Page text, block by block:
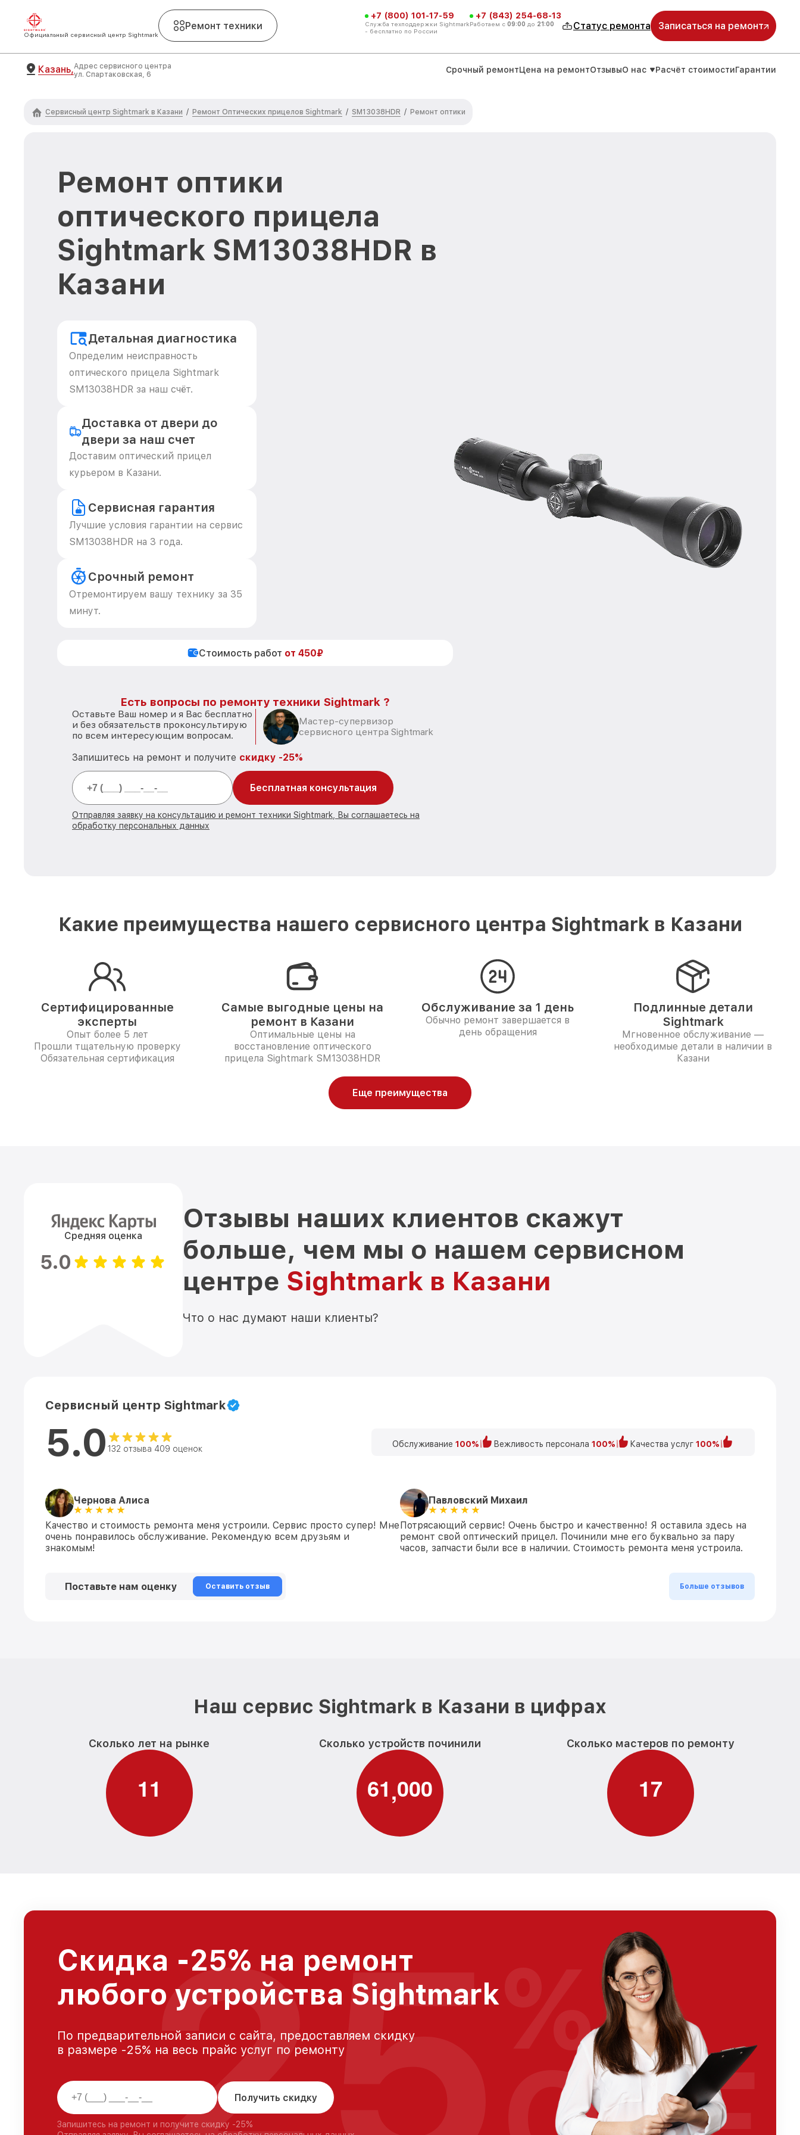
Официальный сервисный центр Sightmark
Ремонт техники
+7 (800) 101-17-59
Служба техподдержки Sightmark
- бесплатно по России
+7 (843) 254-68-13
Работаем с 09:00 до 21:00 Статус ремонта Записаться на ремонт
Казань,Адрес сервисного центра
ул. Спартаковская, 6
Срочный ремонтЦена на ремонтОтзывыО нас Расчёт стоимостиГарантии
Сервисный центр Sightmark в Казани / Ремонт Оптических прицелов Sightmark / SM13038HDR / Ремонт оптики
Ремонт оптики
оптического прицела
Sightmark SM13038HDR в
Казани
Детальная диагностика
Определим неисправность
оптического прицела Sightmark
SM13038HDR за наш счёт.
Доставка от двери до
двери за наш счет
Доставим оптический прицел
курьером в Казани.
Сервисная гарантия
Лучшие условия гарантии на сервис
SM13038HDR на 3 года.
Срочный ремонт
Отремонтируем вашу технику за 35
минут.
Стоимость работ от 450₽
Есть вопросы по ремонту техники Sightmark ?
Оставьте Ваш номер и я Вас бесплатно
и без обязательств проконсультирую
по всем интересующим вопросам.
Мастер-супервизор
сервисного центра Sightmark
Запишитесь на ремонт и получите скидку -25%
Бесплатная консультация
Отправляя заявку на консультацию и ремонт техники Sightmark, Вы соглашаетесь на
обработку персональных данных
Какие преимущества нашего сервисного центра Sightmark в Казани
Сертифицированные
эксперты
Опыт более 5 лет
Прошли тщательную проверку
Обязательная сертификация
Самые выгодные цены на
ремонт в Казани
Оптимальные цены на
восстановление оптического
прицела Sightmark SM13038HDR
Обслуживание за 1 день
Обычно ремонт завершается в
день обращения
Подлинные детали
Sightmark
Мгновенное обслуживание —
необходимые детали в наличии в
Казани
Еще преимущества
Средняя оценка
5.0
Отзывы наших клиентов скажут
больше, чем мы о нашем сервисном
центре Sightmark в Казани
Что о нас думают наши клиенты?
Сервисный центр Sightmark
5.0 132 отзыва 409 оценок Обслуживание 100% Вежливость персонала 100% Качества услуг 100%
Чернова Алиса
Качество и стоимость ремонта меня устроили. Сервис просто супер! Мне
очень понравилось обслуживание. Рекомендую всем друзьям и
знакомым!
Павловский Михаил
Потрясающий сервис! Очень быстро и качественно! Я оставила здесь на
ремонт свой оптический прицел. Починили мне его буквально за пару
часов, запчасти были все в наличии. Стоимость ремонта меня устроила.
Поставьте нам оценку Оставить отзыв Больше отзывов
Наш сервис Sightmark в Казани в цифрах
Сколько лет на рынке
11
Сколько устройств починили
61,000
Сколько мастеров по ремонту
17
Скидка -25% на ремонт
любого устройства Sightmark
По предварительной записи с сайта, предоставляем скидку
в размере -25% на весь прайс услуг по ремонту
Получить скидку
Запишитесь на ремонт и получите скидку -25%
25 %